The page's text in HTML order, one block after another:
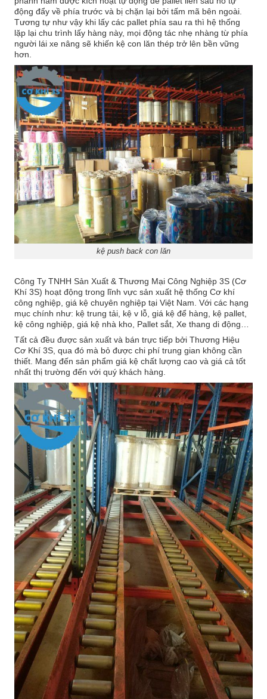
động đẩy về phía trước và bị chặn lại bởi tấm mã bên ngoài.
Tương tự như vậy khi lấy các pallet phía sau ra thì hệ thống
lặp lại chu trình lấy hàng này, mọi động tác nhẹ nhàng từ phía
người lái xe nâng sẽ khiến kệ con lăn thép trở lên bền vững
hơn.
kệ push back con lăn
Công Ty TNHH Sản Xuất & Thương Mại Công Nghiệp 3S (Cơ
Khí 3S) hoạt động trong lĩnh vực sản xuất hệ thống Cơ khí
công nghiệp, giá kệ chuyên nghiệp tại Việt Nam. Với các hạng
mục chính như: kệ trung tải, kệ v lỗ, giá kệ để hàng, kệ pallet,
kệ công nghiệp, giá kệ nhà kho, Pallet sắt, Xe thang di động…
Tất cả đều được sản xuất và bán trực tiếp bởi Thương Hiệu
Cơ Khí 3S, qua đó mà bỏ được chi phí trung gian không cần
thiết. Mang đến sản phẩm giá kệ chất lượng cao và giá cả tốt
nhất thị trường đến với quý khách hàng.